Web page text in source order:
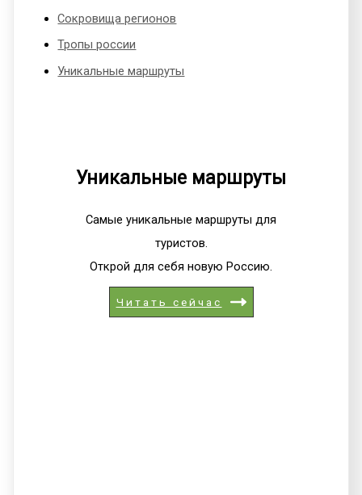
Сокровища регионов
Тропы россии
Уникальные маршруты
Уникальные маршруты
Самые уникальные маршруты для
туристов.
Открой для себя новую Россию.
Читать сейчас